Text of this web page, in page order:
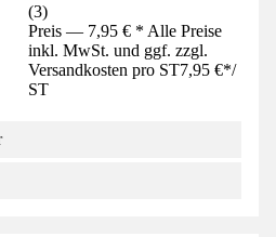
(3)
Preis — 7,95 € * Alle Preise
inkl. MwSt. und ggf. zzgl.
Versandkosten pro ST7,95 €*/
ST